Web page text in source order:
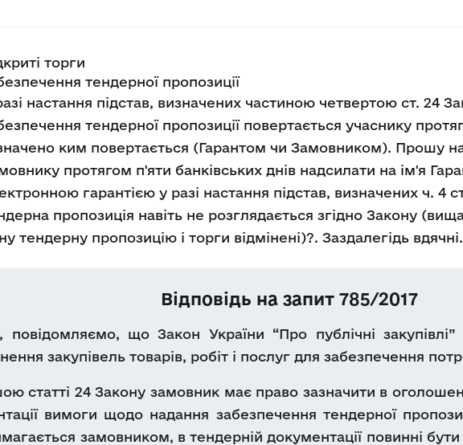
торги
тендерної пропозиції
настання підстав, визначених частиною четвертою ст. 24
тендерної пропозиції повертається учаснику
ким повертається (Гарантом чи Замовником). Прошу
протягом п'яти банківських днів надсилати на ім'я
гарантією у разі настання підстав, визначених ч. 4
пропозиція навіть не розглядається згідно Закону
тендерну пропозицію і торги відмінені)?. Заздалегідь вдячні.
Відповідь на запит 785/2017
повідомляємо, що Закон України “Про публічні
закупівель товарів, робіт і послуг для забезпечення
статті 24 Закону замовник має право зазначити в
вимоги щодо надання забезпечення тендерної
замовником, в тендерній документації повинні